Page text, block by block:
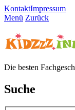
KontaktImpressum
Menü Zurück
Die besten
Suche